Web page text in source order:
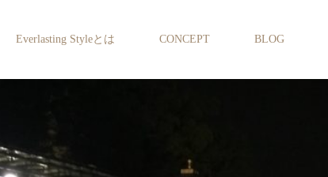
Everlasting Styleとは CONCEPT BLOG